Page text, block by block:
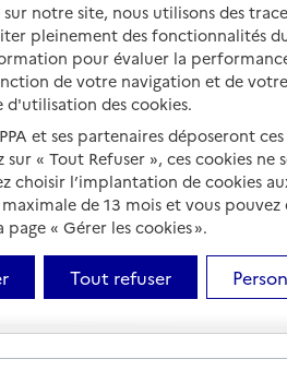
Fin de
Portail
et de
et
leurs
notre site, nous utilisons des
pleinement des fonctionnalités
pour évaluer la
de votre navigation et de
des cookies.
et ses partenaires déposeront
« Tout Refuser », ces cookies ne
choisir l’implantation de cookies
de 13 mois et vous pouvez
« Gérer les cookies ».
Tout refuser